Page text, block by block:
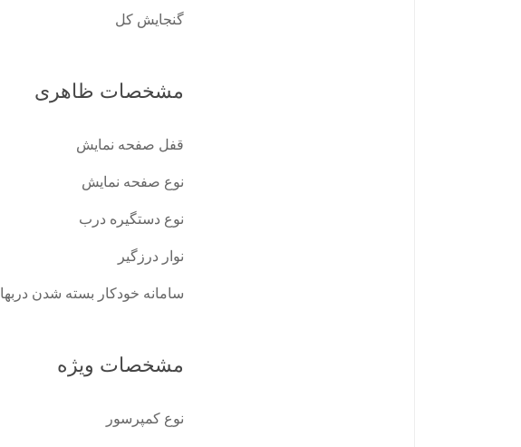
گنجایش کل
مشخصات ظاهری
قفل صفحه نمایش
نوع صفحه نمايش
نوع دستگیره درب
نوار درزگیر
سامانه خودکار بسته شدن دربها
مشخصات ویژه
نوع کمپرسور